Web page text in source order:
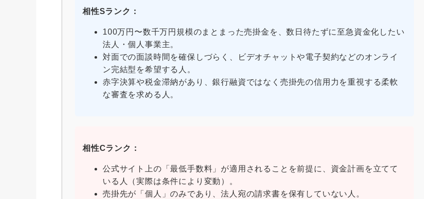
相性Sランク：
100万円〜数千万円規模のまとまった売掛金を、数日待たずに至急資金化したい
法人・個人事業主。
対面での面談時間を確保しづらく、ビデオチャットや電子契約などのオンライ
ン完結型を希望する人。
赤字決算や税金滞納があり、銀行融資ではなく売掛先の信用力を重視する柔軟
な審査を求める人。
相性Cランク：
公式サイト上の「最低手数料」が適用されることを前提に、資金計画を立てて
いる人（実際は条件により変動）。
売掛先が「個人」のみであり、法人宛の請求書を保有していない人。